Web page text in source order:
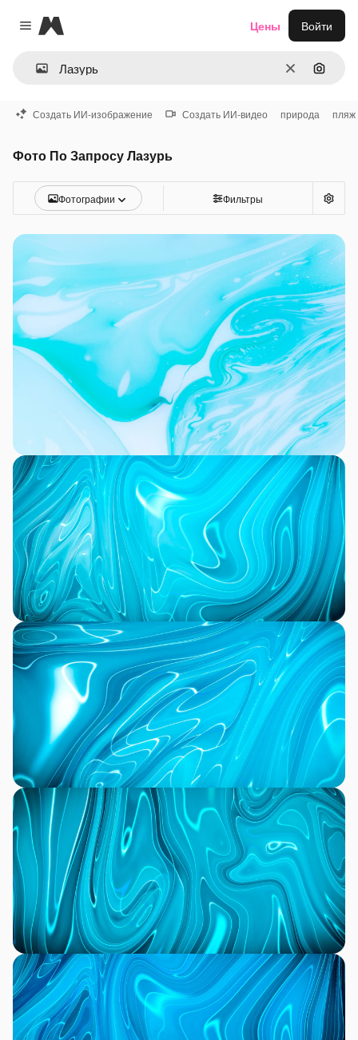
Close menu
Magnific
ОчиститьПоиск
Цены Войти
Создать ИИ-изображение Создать ИИ-видео природа пляж
Фото По Запросу Лазурь
Фотографии Фильтры